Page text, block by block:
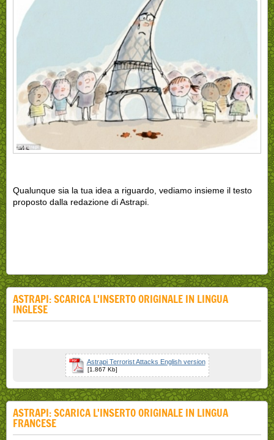
Qualunque sia la tua idea a riguardo, vediamo insieme il testo
proposto dalla redazione di Astrapi.
ASTRAPI: SCARICA L'INSERTO ORIGINALE IN LINGUA
INGLESE
Astrapi Terrorist Attacks English version
[1.867 Kb]
ASTRAPI: SCARICA L'INSERTO ORIGINALE IN LINGUA
FRANCESE